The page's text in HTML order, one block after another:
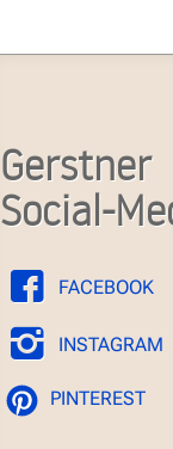
Gerstner
Social-
FACEBOOK
INSTAGRAM
PINTEREST